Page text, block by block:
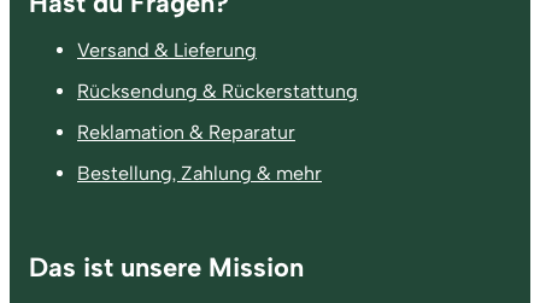
Versand & Lieferung
Rücksendung & Rückerstattung
Reklamation & Reparatur
Bestellung, Zahlung & mehr
Das ist unsere Mission